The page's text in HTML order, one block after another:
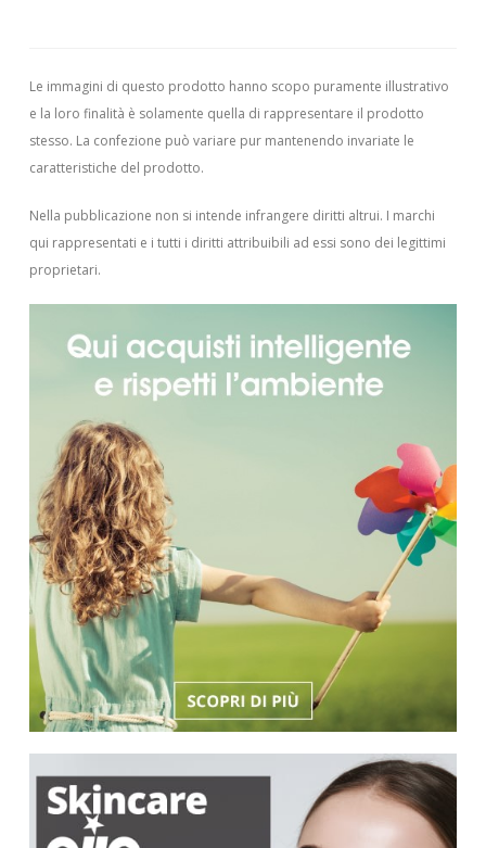
Le immagini di questo prodotto hanno scopo puramente illustrativo
e la loro finalità è solamente quella di rappresentare il prodotto
stesso. La confezione può variare pur mantenendo invariate le
caratteristiche del prodotto.
Nella pubblicazione non si intende infrangere diritti altrui. I marchi
qui rappresentati e i tutti i diritti attribuibili ad essi sono dei legittimi
proprietari.